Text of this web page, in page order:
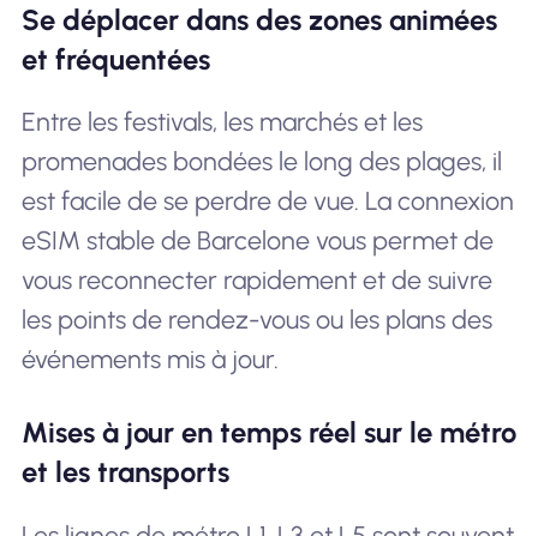
Se déplacer dans des zones animées
et fréquentées
Entre les festivals, les marchés et les
promenades bondées le long des plages, il
est facile de se perdre de vue. La connexion
eSIM stable de Barcelone vous permet de
vous reconnecter rapidement et de suivre
les points de rendez-vous ou les plans des
événements mis à jour.
Mises à jour en temps réel sur le métro
et les transports